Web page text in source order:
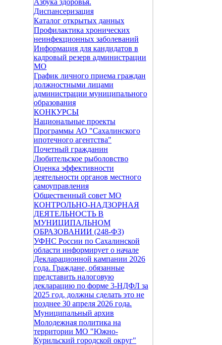
Азбука здоровья.
Диспансеризация
Каталог открытых данных
Профилактика хронических
неинфекционных заболеваний
Информация для кандидатов в
кадровый резерв администрации
МО
График личного приема граждан
должностными лицами
администрации муниципального
образования
КОНКУРСЫ
Национальные проекты
Программы АО "Сахалинского
ипотечного агентства"
Почетный гражданин
Любительское рыболовство
Оценка эффективности
деятельности органов местного
самоуправления
Общественный совет МО
КОНТРОЛЬНО-НАДЗОРНАЯ
ДЕЯТЕЛЬНОСТЬ В
МУНИЦИПАЛЬНОМ
ОБРАЗОВАНИИ (248-ФЗ)
УФНС России по Сахалинской
области информирует о начале
Декларационной кампании 2026
года. Граждане, обязанные
представить налоговую
декларацию по форме 3-НДФЛ за
2025 год, должны сделать это не
позднее 30 апреля 2026 года.
Муниципальный архив
Молодежная политика на
территории МО "Южно-
Курильский городской округ"